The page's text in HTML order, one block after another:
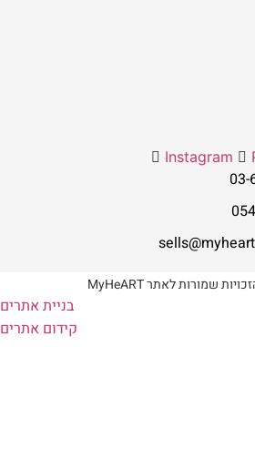
Instagram
בניית אתרים
קידום אתרים